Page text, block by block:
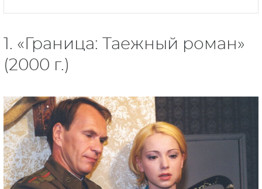
1. «Граница: Таежный роман»
(2000 г.)